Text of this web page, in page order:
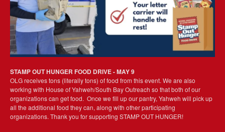
STAMP OUT HUNGER FOOD DRIVE - MAY 9
OLG receives tons (literally tons) of food from this event. We are also
working with House of Yahweh/South Bay Outreach so that both of our
organizations can get food. Once we fill up our pantry, Yahweh will pick up
all the additional food they can, along with other participating
organizations. Thank you for supporting STAMP OUT HUNGER!